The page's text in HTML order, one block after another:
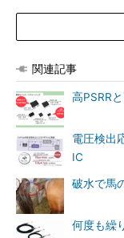
関連記事
高PSRR
電圧検出
IC
破水で馬
何度も繰